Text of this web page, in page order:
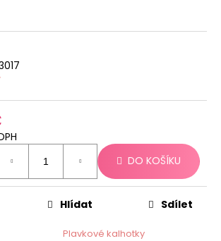
DO KOŠÍKU
Plavkové kalhotky
Hlídat Sdílet